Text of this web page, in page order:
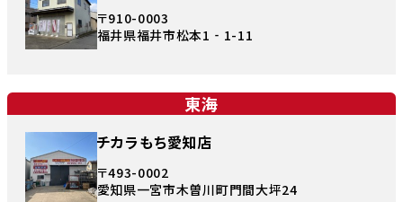
〒910-0003
福井県福井市松本1‐1-11
東海
チカラもち愛知店
〒493-0002
愛知県一宮市木曽川町門間大坪24